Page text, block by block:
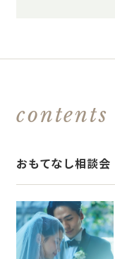
contents
おもてなし相談会